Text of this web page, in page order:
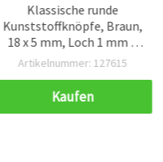
Klassische runde
Kunststoffknöpfe, Braun,
18 x 5 mm, Loch 1 mm –
10er-Set, perfekt für
Artikelnummer: 127615
Kaufen